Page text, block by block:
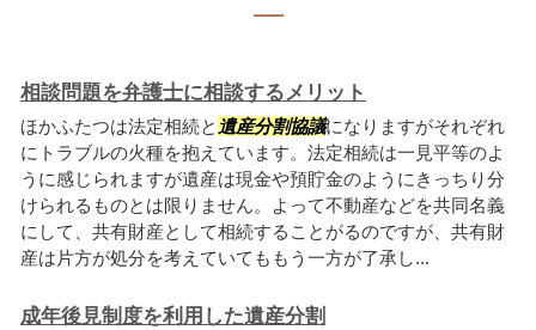
相談問題を弁護士に相談するメリット
ほかふたつは法定相続と 遺産分割協議になりますがそれぞれ
にトラブルの火種を抱えています。法定相続は一見平等のよ
うに感じられますが遺産は現金や預貯金のようにきっちり分
けられるものとは限りません。よって不動産などを共同名義
にして、共有財産として相続することがるのですが、共有財
産は片方が処分を考えていてももう一方が了承し...
成年後見制度を利用した遺産分割